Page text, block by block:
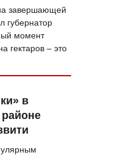
завершающей
губернатор
момент
гектаров – это
в